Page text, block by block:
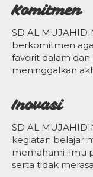
Komitmen
SD AL
berkomitmen
favorit dalam
meninggalkan
Inovasi
SD AL
kegiatan belajar
memahami ilmu
serta tidak